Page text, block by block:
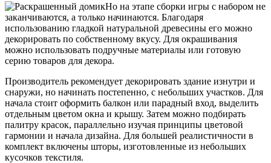
Но на этапе сборки игры с набором не
заканчиваются, а только начинаются. Благодаря
использованию гладкой натуральной древесины его можно
декорировать по собственному вкусу. Для окрашивания
можно использовать подручные материалы или готовую
серию товаров для декора.
Производитель рекомендует декорировать здание изнутри и
снаружи, но начинать постепенно, с небольших участков. Для
начала стоит оформить балкон или парадный вход, выделить
отдельным цветом окна и крышу. Затем можно подбирать
палитру красок, параллельно изучая принципы цветовой
гармонии и начала дизайна. Для большей реалистичности в
комплект включены шторы, изготовленные из небольших
кусочков текстиля.